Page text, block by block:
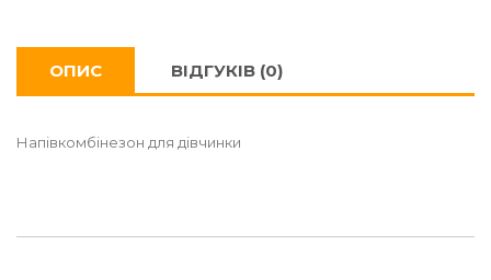
ОПИС ВІДГУКІВ (0)
Напівкомбінезон для дівчинки